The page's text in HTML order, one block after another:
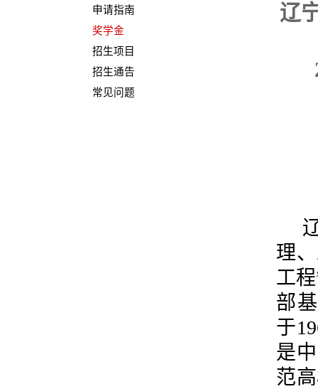
申请指南
奖学金
招生项目
招生通告
常见问题
辽
理
工
部
于
是
范